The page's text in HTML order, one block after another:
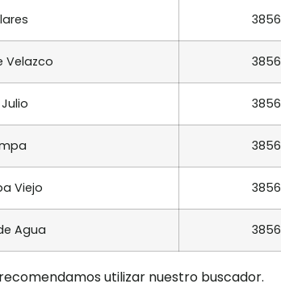
3856
Velazco 3856
3856
3856
Viejo 3856
Agua 3856
utilizar nuestro buscador.